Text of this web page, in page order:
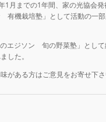
1月までの1年間、家の光協会
有機栽培塾」として活動の一
エジソン 旬の野菜塾」として
した。
がある方はご意見をお寄せ下さ